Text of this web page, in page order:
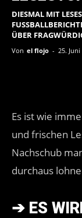
DIESMAL MIT
BER
Von el flojo - 25. Juni
Es ist wie
und frischen
Nachschub
durchaus
➔ ES